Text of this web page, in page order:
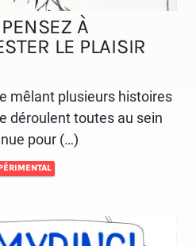
À
LE PLAISIR
mêlant plusieurs histoires
déroulent toutes au sein
pour (…)